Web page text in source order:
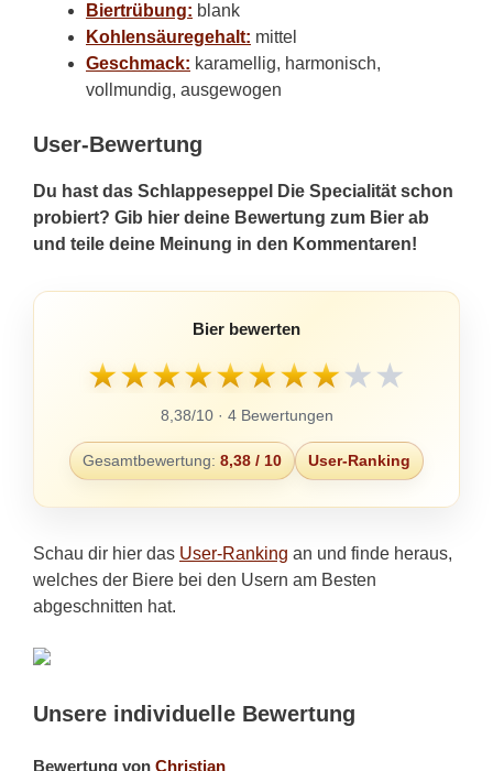
Biertrübung: blank
Kohlensäuregehalt: mittel
Geschmack: karamellig, harmonisch,
vollmundig, ausgewogen
User-Bewertung
Du hast das Schlappeseppel Die Specialität schon
probiert? Gib hier deine Bewertung zum Bier ab
und teile deine Meinung in den Kommentaren!
Bier bewerten
★★★★★★★★★★
8,38/10 · 4 Bewertungen
Gesamtbewertung: 8,38 / 10 User-Ranking
Schau dir hier das User-Ranking an und finde heraus,
welches der Biere bei den Usern am Besten
abgeschnitten hat.
Unsere individuelle Bewertung
Bewertung von Christian